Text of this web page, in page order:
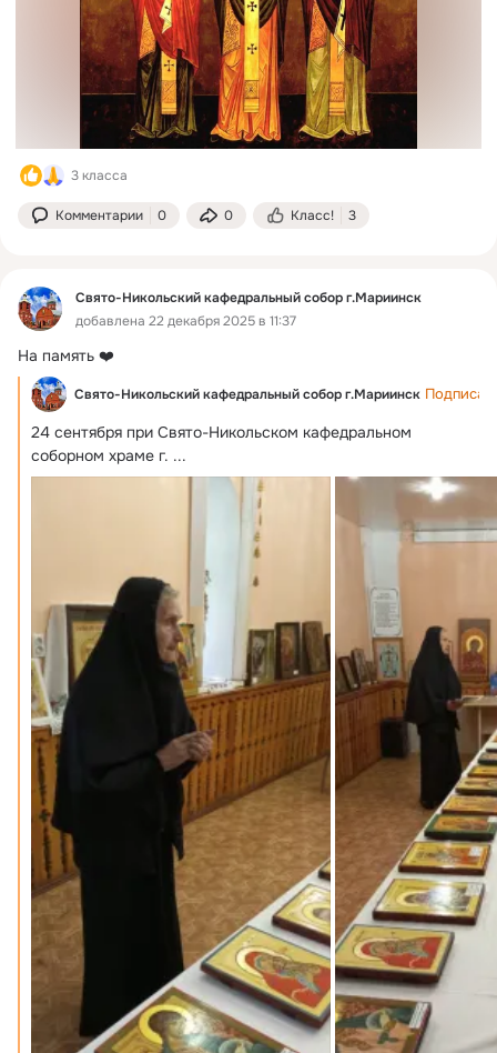
3 класса
Комментарии 0 0 Класс! 3
Свято-Никольский кафедральный собор г.Мариинск
добавлена 22 декабря 2025 в 11:37
На память ❤️
Свято-Никольский кафедральный собор г.Мариинск
24 сентября при Свято-Никольском кафедральном
соборном храме г. ...